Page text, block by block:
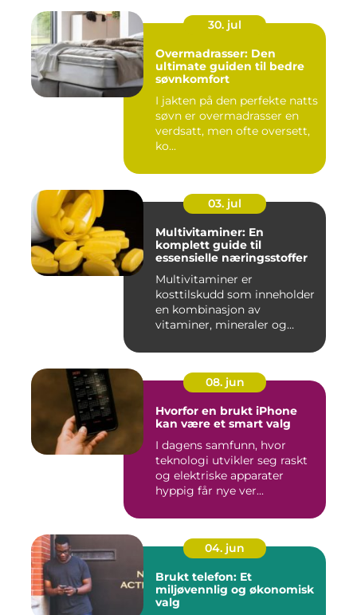
30. jul
Overmadrasser: Den
ultimate guiden til bedre
søvnkomfort
I jakten på den perfekte natts
søvn er overmadrasser en
verdsatt, men ofte oversett,
ko...
03. jul
Multivitaminer: En
komplett guide til
essensielle næringsstoffer
Multivitaminer er
kosttilskudd som inneholder
en kombinasjon av
vitaminer, mineraler og
08. jun
Hvorfor en brukt iPhone
kan være et smart valg
I dagens samfunn, hvor
teknologi utvikler seg raskt
og elektriske apparater
hyppig får nye ver...
04. jun
Brukt telefon: Et
miljøvennlig og økonomisk
valg